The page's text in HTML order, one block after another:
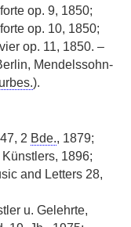
op. 9, 1850;
op. 10, 1850;
op. 11, 1850. –
Mendelssohn-
).
2 Bde., 1879;
1896;
and Letters 28,
u. Gelehrte,